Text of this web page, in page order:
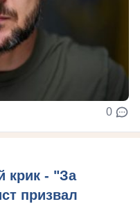
0
крик - "За
призвал